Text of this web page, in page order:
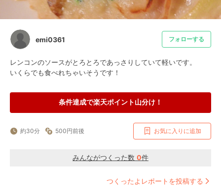
emi0361 フォローする
レンコンのソースがとろとろであっさりしていて軽いです。
いくらでも食べれちゃいそうです！
条件達成で楽天ポイント山分け！
約30分 500円前後 お気に入りに追加
みんながつくった数 0件
つくったよレポートを投稿する